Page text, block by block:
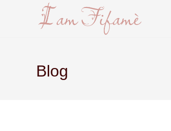
Blog